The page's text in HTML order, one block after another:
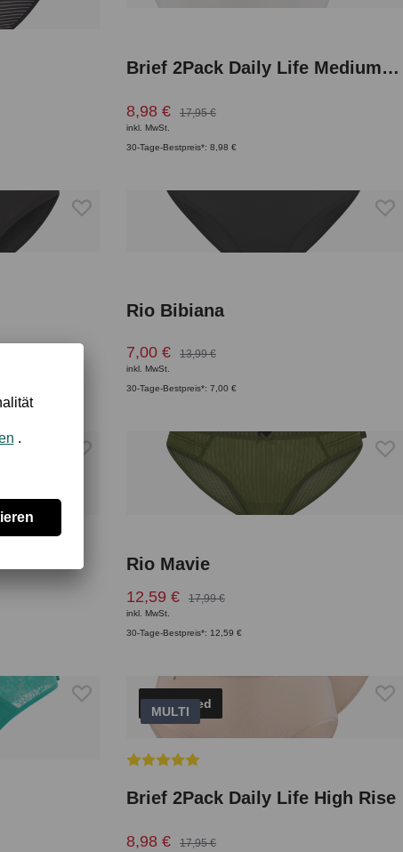
Brief 2Pack Daily Life Medium Rise
8,98 € 17,95 €
inkl. MwSt.
30-Tage-Bestpreis*: 8,98 €
Rio Bibiana
7,00 € 13,99 €
inkl. MwSt.
30-Tage-Bestpreis*: 7,00 €
Rio Mavie
12,59 € 17,99 €
inkl. MwSt.
30-Tage-Bestpreis*: 12,59 €
Top Rated
MULTI
Durchschnittliche Bewertung von 5 von 5
Brief 2Pack Daily Life High Rise
8,98 € 17,95 €